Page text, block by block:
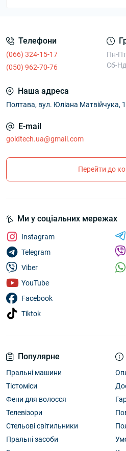
Телефони
(066) 324-15-17
(050) 962-70-76
Пн-
Сб-
Наша адреса
Полтава, вул. Юліана Матвійчука,
E-mail
goldtech.ua@gmail.com
Перейти до
Популярне
Пральні машини
Тістоміси
Фени для волосся
Телевізори
Стельові світильники
Пральні засоби
Ми у соціальних мережах
Instagram
Telegram
Viber
YouTube
Facebook
Tiktok